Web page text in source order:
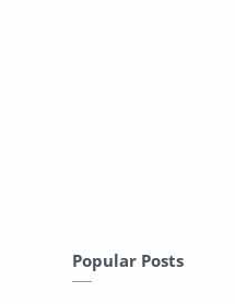
Popular Posts